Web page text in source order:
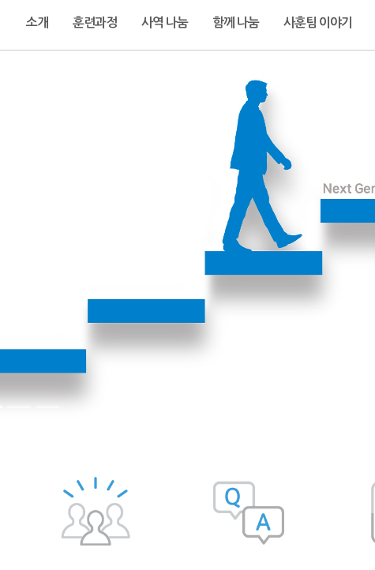
소개 훈련과정 사역 나눔 함께 나눔 사훈팀 이야기